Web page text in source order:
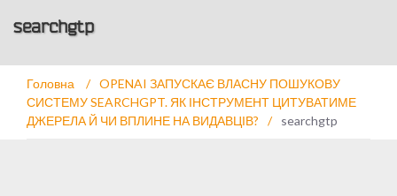
searchgtp
Головна / OPENAI ЗАПУСКАЄ ВЛАСНУ ПОШУКОВУ
СИСТЕМУ SEARCHGPT. ЯК ІНСТРУМЕНТ ЦИТУВАТИМЕ
ДЖЕРЕЛА Й ЧИ ВПЛИНЕ НА ВИДАВЦІВ?
/ searchgtp